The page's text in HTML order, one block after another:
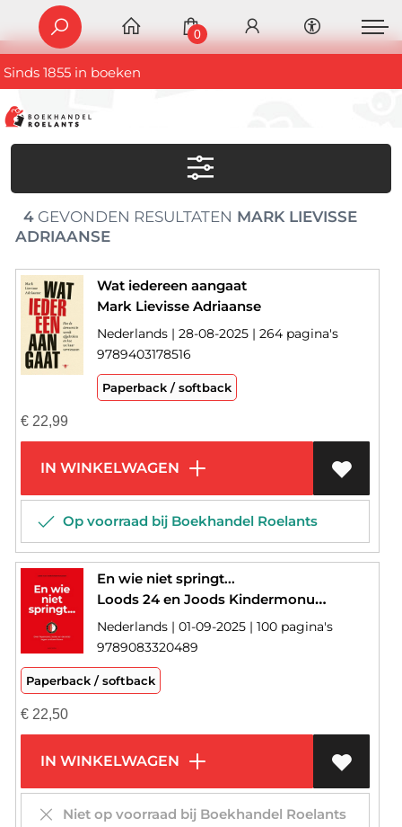
Sinds 1855 in boeken
0
4GEVONDEN RESULTATEN MARK LIEVISSE
ADRIAANSE
Wat iedereen aangaat
Mark Lievisse Adriaanse
Nederlands | 28-08-2025 | 264 pagina's
9789403178516
Paperback / softback
€22,99
IN WINKELWAGEN
Op voorraad bij Boekhandel Roelants
En wie niet springt...
Loods 24 en Joods Kindermonument-Jan Oudenaarden-Adri Vermaat-Frits Barend-Mark Lievisse Adriaanse-Jurryt van de Vooren-Michael Barzilaij-Mark Boninsegna-Theo Gerritse-Linda Malherbe-Boudewijn Warbroek-Jaap Paulsen-Rob Snijders-Robert Jan Snijders-Paul Groenendijk-Chris Buitendijk-Peter de Koning-Siebe Thissen-Linda Dekhuijzen-Carola Schouten
Nederlands | 01-09-2025 | 100 pagina's
9789083320489
Paperback / softback
€22,50
IN WINKELWAGEN
Niet op voorraad bij Boekhandel Roelants